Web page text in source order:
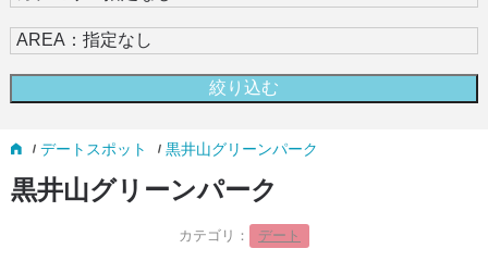
デートスポット 黒井山グリーンパーク
黒井山グリーンパーク
カテゴリ： デート